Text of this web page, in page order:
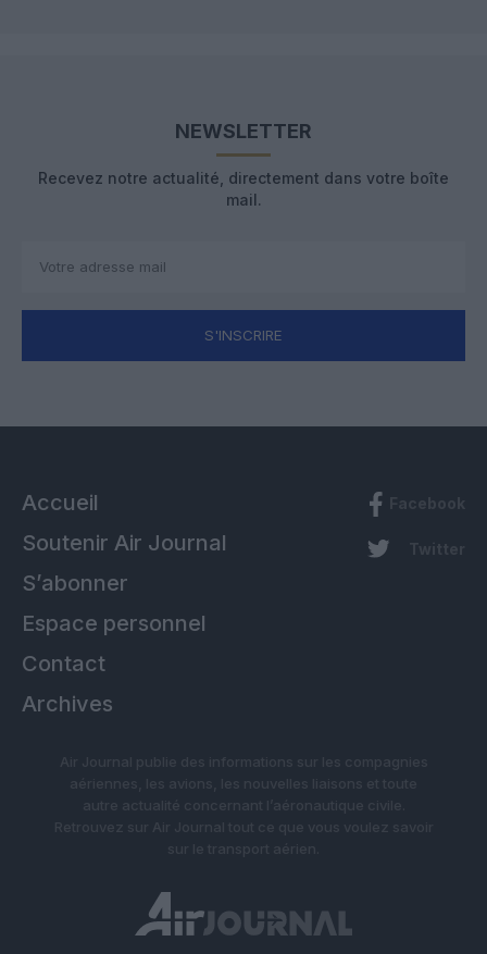
NEWSLETTER
Recevez notre actualité, directement dans votre boîte
mail.
S'INSCRIRE
Accueil
Soutenir Air Journal
S’abonner
Espace personnel
Contact
Archives